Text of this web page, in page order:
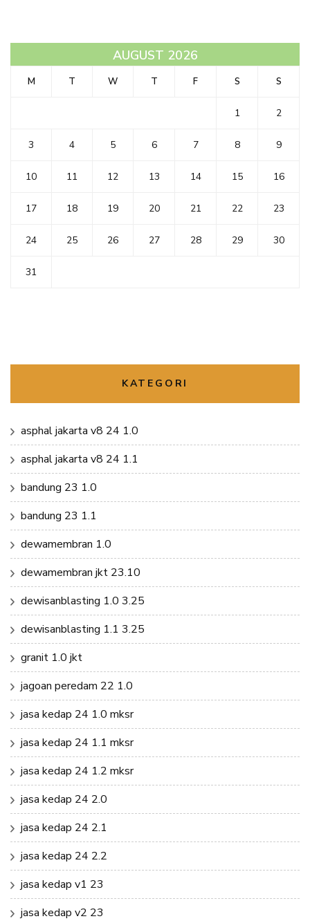
AUGUST 2026
M T W T F S S
1 2
3 4 5 6 7 8 9
10 11 12 13 14 15 16
17 18 19 20 21 22 23
24 25 26 27 28 29 30
31
KATEGORI
asphal jakarta v8 24 1.0
asphal jakarta v8 24 1.1
bandung 23 1.0
bandung 23 1.1
dewamembran 1.0
dewamembran jkt 23.10
dewisanblasting 1.0 3.25
dewisanblasting 1.1 3.25
granit 1.0 jkt
jagoan peredam 22 1.0
jasa kedap 24 1.0 mksr
jasa kedap 24 1.1 mksr
jasa kedap 24 1.2 mksr
jasa kedap 24 2.0
jasa kedap 24 2.1
jasa kedap 24 2.2
jasa kedap v1 23
jasa kedap v2 23